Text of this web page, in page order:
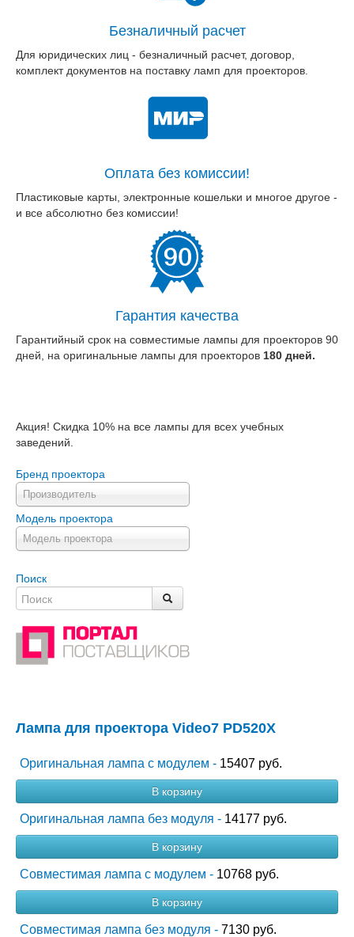
Безналичный расчет
Для юридических лиц - безналичный расчет, договор,
комплект документов на поставку ламп для проекторов.
Оплата без комиссии!
Пластиковые карты, электронные кошельки и многое другое -
и все абсолютно без комиссии!
Гарантия качества
Гарантийный срок на совместимые лампы для проекторов 90
дней, на оригинальные лампы для проекторов 180 дней.
Акция! Скидка 10% на все лампы для всех учебных
заведений.
Бренд проектора
Производитель
Модель проектора
Модель проектора
Поиск
Лампа для проектора Video7 PD520X
Оригинальная лампа с модулем - 15407 руб.
В корзину
Оригинальная лампа без модуля - 14177 руб.
В корзину
Совместимая лампа с модулем - 10768 руб.
В корзину
Совместимая лампа без модуля - 7130 руб.